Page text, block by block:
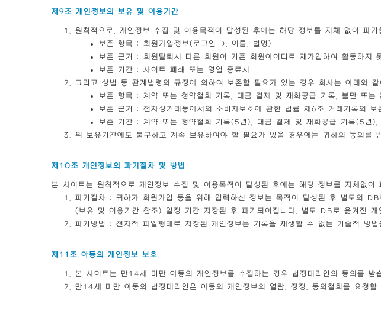
제9조 개인정보의 보유 및 이용기간
원칙적으로, 개인정보 수집 및 이용목적이 달성된 후에는 해당 정보를 지체 없이 파
보존 항목 : 회원가입정보(로그인ID, 이름, 별명)
보존 근거 : 회원탈퇴시 다른 회원이 기존 회원아이디로 재가입하여 활동하지
보존 기간 : 사이트 폐쇄 또는 영업 종료시
그리고 상법 등 관계법령의 규정에 의하여 보존할 필요가 있는 경우 회사는 아래와
보존 항목 : 계약 또는 청약철회 기록, 대금 결제 및 재화공급 기록, 불만 또는
보존 근거 : 전자상거래등에서의 소비자보호에 관한 법률 제6조 거래기록의 보
보존 기간 : 계약 또는 청약철회 기록(5년), 대금 결제 및 재화공급 기록(5년
위 보유기간에도 불구하고 계속 보유하여야 할 필요가 있을 경우에는 귀하의 동의를
제10조 개인정보의 파기절차 및 방법
본 사이트는 원칙적으로 개인정보 수집 및 이용목적이 달성된 후에는 해당 정보를 지체없이
파기절차 : 귀하가 회원가입 등을 위해 입력하신 정보는 목적이 달성된 후 별도의
(보유 및 이용기간 참조) 일정 기간 저장된 후 파기되어집니다. 별도 DB로 옮겨진
파기방법 : 전자적 파일형태로 저장된 개인정보는 기록을 재생할 수 없는 기술적 방법
제11조 아동의 개인정보 보호
본 사이트는 만14세 미만 아동의 개인정보를 수집하는 경우 법정대리인의 동의를 받
만14세 미만 아동의 법정대리인은 아동의 개인정보의 열람, 정정, 동의철회를 요청